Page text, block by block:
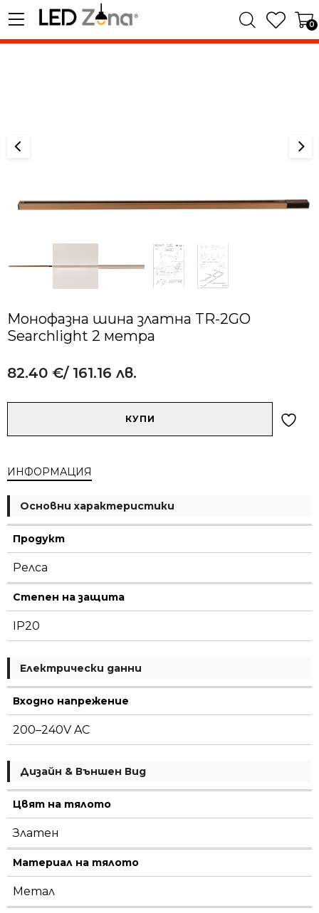
0
Монофазна шина златна TR-2GO
Searchlight 2 метра
82.40 €/ 161.16 лв.
златна
2GO
Searchlight
КУПИ
ИНФОРМАЦИЯ
Основни характеристики
Продукт
Релса
Степен на защита
IP20
Електрически данни
Входно напрежение
200–240V AC
Дизайн & Външен Вид
Цвят на тялото
Златен
Материал на тялото
Метал